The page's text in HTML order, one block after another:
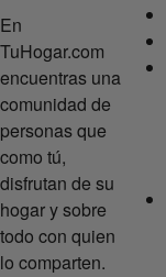
En
TuHogar.com
encuentras una
comunidad de
personas que
como tú,
disfrutan de su
hogar y sobre
todo con quien
lo comparten.